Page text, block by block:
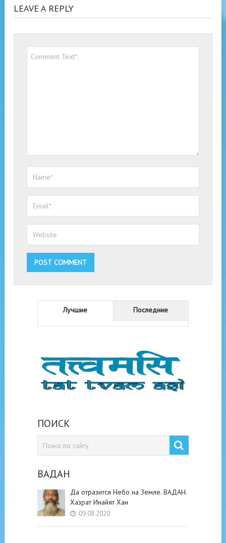
LEAVE A REPLY
Лучшие Последние
ПОИСК
ВАДАН
Да отразится Небо на Земле. ВАДАН.
Хазрат Инайят Хан
09.08.2020